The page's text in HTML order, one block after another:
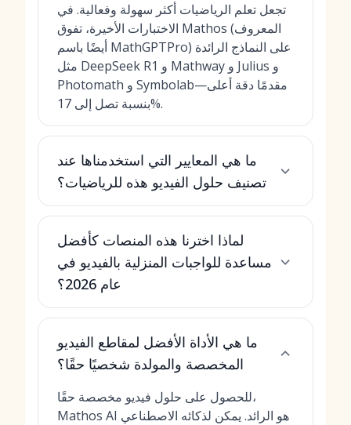
تجعل تعلم الرياضيات أكثر سهولة وفعالية. في
الاختبارات الأخيرة، تفوق Mathos (المعروف
أيضًا باسم MathGPTPro) على النماذج الرائدة
مثل DeepSeek R1 و Mathway و Julius و
Photomath و Symbolab—مقدمًا دقة أعلى
بنسبة تصل إلى 17%.
ما هي المعايير التي استخدمناها عند
تصنيف حلول الفيديو هذه للرياضيات؟
لماذا اخترنا هذه المنصات كأفضل
مساعدة للواجبات المنزلية بالفيديو في
عام 2026؟
ما هي الأداة الأفضل لمقاطع الفيديو
المخصصة والمولدة شخصيًا حقًا؟
للحصول على حلول فيديو مخصصة حقًا،
Mathos AI هو الرائد. يمكن لذكائه الاصطناعي